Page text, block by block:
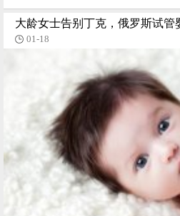
大龄女士告别丁克，俄罗斯试管
01-18